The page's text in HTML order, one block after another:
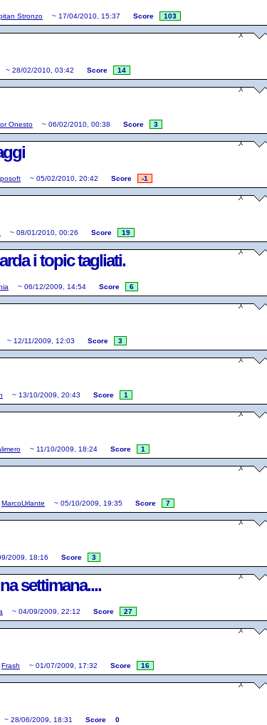
Stronzo ~ 17/04/2010, 15:37 Score 103
~ 28/02/2010, 03:42 Score 14
Onesto ~ 06/02/2010, 00:38 Score 3
~ 05/02/2010, 20:42 Score -1
~ 08/01/2010, 00:26 Score 19
i topic tagliati.
~ 06/12/2009, 14:54 Score 6
~ 12/11/2009, 12:03 Score 3
~ 13/10/2009, 20:43 Score 1
~ 11/10/2009, 18:24 Score 1
MarcoUrlante ~ 05/10/2009, 19:35 Score 7
2009, 18:16 Score 3
settimana....
~ 04/09/2009, 22:12 Score 27
Frash ~ 01/07/2009, 17:32 Score 16
~ 28/06/2009, 18:31 Score 0